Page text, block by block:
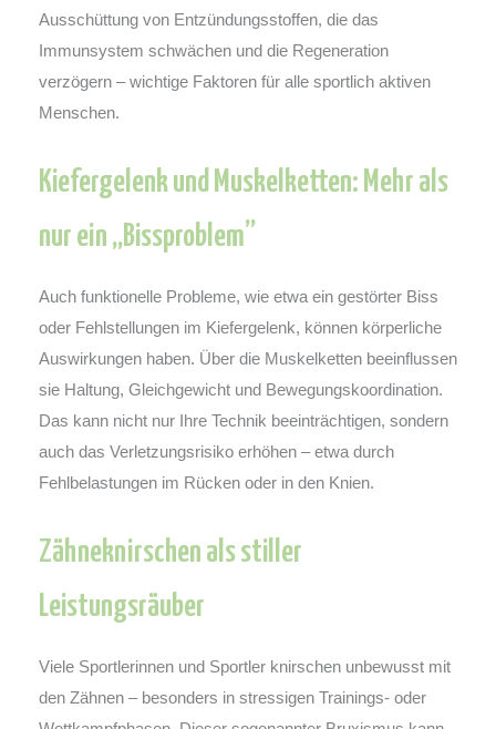
Ausschüttung von Entzündungsstoffen, die das
Immunsystem schwächen und die Regeneration
verzögern – wichtige Faktoren für alle sportlich aktiven
Menschen.
Kiefergelenk und Muskelketten: Mehr als
nur ein „Bissproblem”
Auch funktionelle Probleme, wie etwa ein gestörter Biss
oder Fehlstellungen im Kiefergelenk, können körperliche
Auswirkungen haben. Über die Muskelketten beeinflussen
sie Haltung, Gleichgewicht und Bewegungskoordination.
Das kann nicht nur Ihre Technik beeinträchtigen, sondern
auch das Verletzungsrisiko erhöhen – etwa durch
Fehlbelastungen im Rücken oder in den Knien.
Zähneknirschen als stiller
Leistungsräuber
Viele Sportlerinnen und Sportler knirschen unbewusst mit
den Zähnen – besonders in stressigen Trainings- oder